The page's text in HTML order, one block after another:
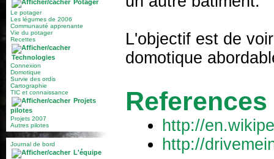
Potager
Le potager
Les légumes de 2006
Communauté apprenante
Vie du potager
Recettes
Technologies
Connexion
Domotique
Survie des ordis
Cartographie
TIC et connaissance
Projets
pilotes
Projets 2007
Autres pilotes
Journal de bord
L'équipe
L'objectif est de
domotique
References
http://
http://